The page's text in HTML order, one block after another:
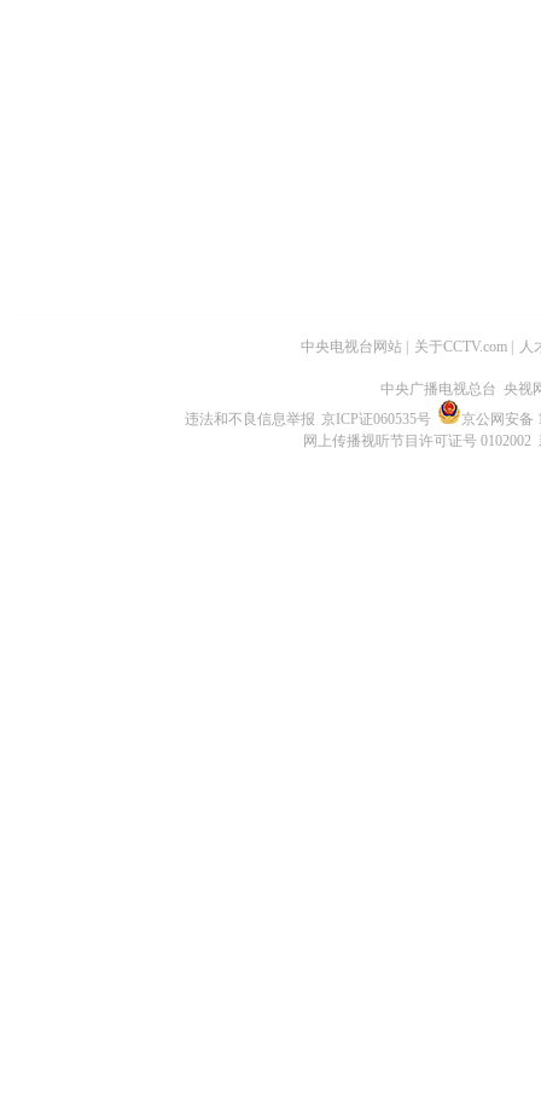
中央电视台网站 关于CCTV.com 人
中央广播电视总台 央视
违法和不良信息举报 京ICP证060535号
京公网安备
网上传播视听节目许可证号 0102002